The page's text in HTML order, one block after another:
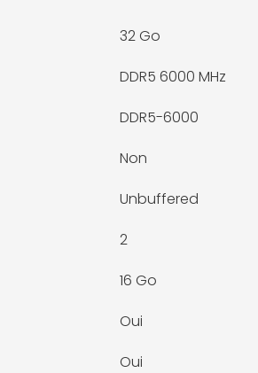
32 Go
DDR5 6000 MHz
DDR5-6000
Non
Unbuffered
2
16 Go
Oui
Oui